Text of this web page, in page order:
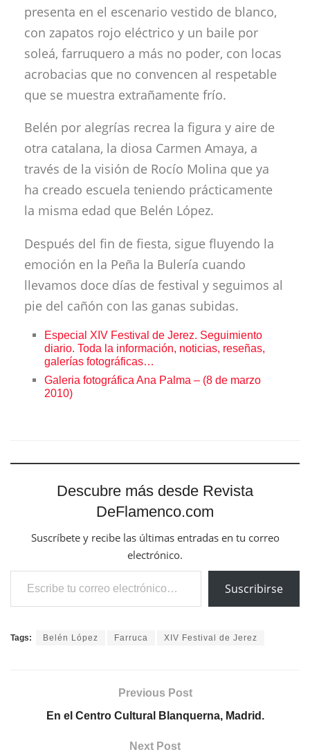
presenta en el escenario vestido de blanco,
con zapatos rojo eléctrico y un baile por
soleá, farruquero a más no poder, con locas
acrobacias que no convencen al respetable
que se muestra extrañamente frío.
Belén por alegrías recrea la figura y aire de
otra catalana, la diosa Carmen Amaya, a
través de la visión de Rocío Molina que ya
ha creado escuela teniendo prácticamente
la misma edad que Belén López.
Después del fin de fiesta, sigue fluyendo la
emoción en la Peña la Bulería cuando
llevamos doce días de festival y seguimos al
pie del cañón con las ganas subidas.
Especial XIV Festival de Jerez. Seguimiento
diario. Toda la información, noticias, reseñas,
galerías fotográficas…
Galeria fotográfica Ana Palma – (8 de marzo
2010)
Descubre más desde Revista
DeFlamenco.com
Suscríbete y recibe las últimas entradas en tu correo
electrónico.
Escribe tu correo electrónico…
Suscribirse
Tags: Belén López Farruca XIV Festival de Jerez
Previous Post
En el Centro Cultural Blanquerna, Madrid.
Next Post